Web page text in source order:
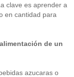
clave es aprender a
en cantidad para
de un
azucaras o